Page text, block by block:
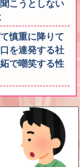
こうとしない
慎重に降りて
を連発する社
で嘲笑する性